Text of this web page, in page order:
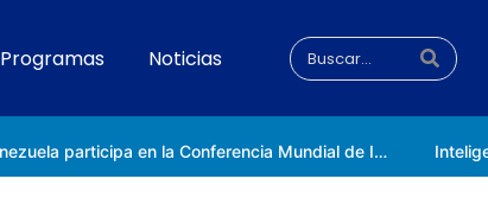
Programas Noticias
Venezuela participa en la Conferencia Mundial de Inteligencia Artificial en Shanghái